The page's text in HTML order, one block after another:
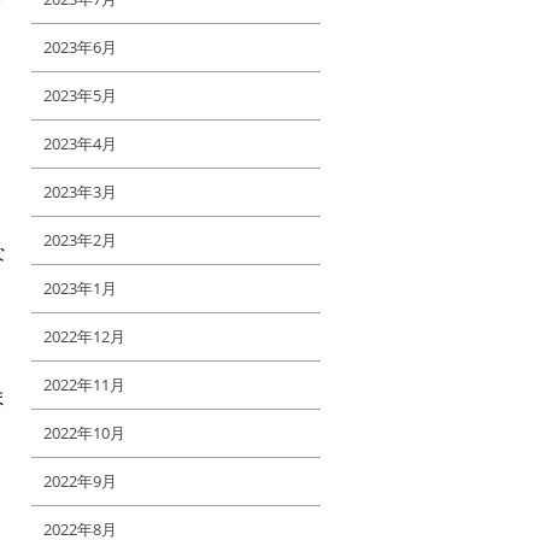
2023年6月
2023年5月
2023年4月
2023年3月
2023年2月
2023年1月
2022年12月
2022年11月
2022年10月
2022年9月
2022年8月